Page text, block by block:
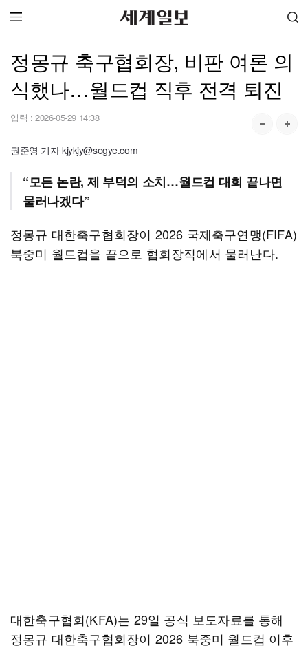
정몽규 축구협회장, 비판 여론 의
식했나…월드컵 직후 전격 퇴진
입력 : 2026-05-29 14:38
권준영 기자 kjykjy@segye.com
“모든 논란, 제 부덕의 소치…월드컵 대회 끝나면
물러나겠다”
정몽규 대한축구협회장이 2026 국제축구연맹(FIFA)
북중미 월드컵을 끝으로 협회장직에서 물러난다.
대한축구협회(KFA)는 29일 공식 보도자료를 통해
정몽규 대한축구협회장이 2026 북중미 월드컵 이후